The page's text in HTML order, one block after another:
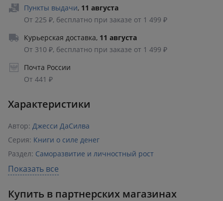
Пункты выдачи, 11 августа
От 225 ₽, бесплатно при заказе от 1 499 ₽
Курьерская доставка, 11 августа
От 310 ₽, бесплатно при заказе от 1 499 ₽
Почта России
От 441 ₽
Характеристики
Автор: Джесси ДаСилва
Серия: Книги о силе денег
Раздел: Саморазвитие и личностный рост
Издательство:
Возрастное ограничение: 18+
Показать все
Купить в партнерских магазинах